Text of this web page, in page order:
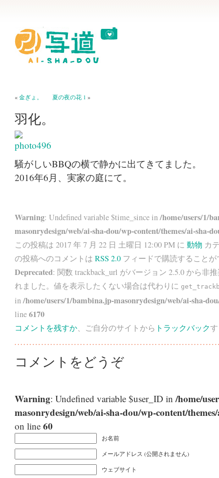
«金ぎょ。 夏の夜の花 1 »
羽化。
騒がしいBBQの横で静かに出てきてました。
2016年6月、実家の庭にて。
Warning: Undefined variable $time_since in/home/users/1/
masonrydesign/web/ai-sha-dou/wp-content/themes/ai-sha-
この投稿は 2017 年 7 月 22 日 土曜日 12:00 PM に 動物 カ
の投稿へのコメントは RSS 2.0 フィードで購読すること
Deprecated: 関数 trackback_url がバージョン 2.5.0 から非
れました。値を表示したくない場合は代わりに
in/home/users/1/bambina.jp-masonrydesign/web/ai-sha-
line6170
コメントを残すか、ご自分のサイトから トラックバック
コメントをどうぞ
Warning: Undefined variable $user_ID in/home/
masonrydesign/web/ai-sha-dou/wp-content/
on line 60
お名前
メールアドレス (公開されません)
ウェブサイト